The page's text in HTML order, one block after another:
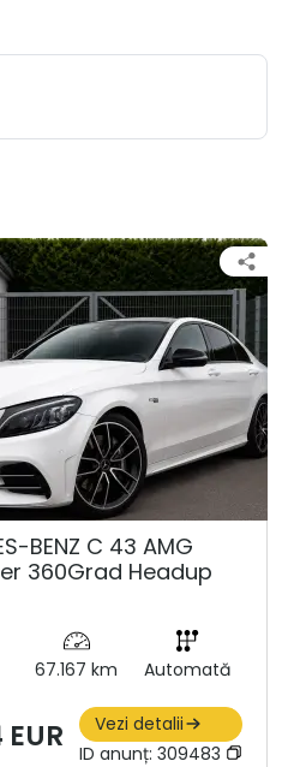
BENZ C 43 AMG
360Grad Headup
67.167 km Automată
Vezi detalii
ID anunț: 309483